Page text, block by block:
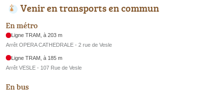
Venir en transports en commun
En métro
Ligne TRAM, à 203 m
Arrêt OPERA CATHEDRALE - 2 rue de Vesle
Ligne TRAM, à 185 m
Arrêt VESLE - 107 Rue de Vesle
En bus